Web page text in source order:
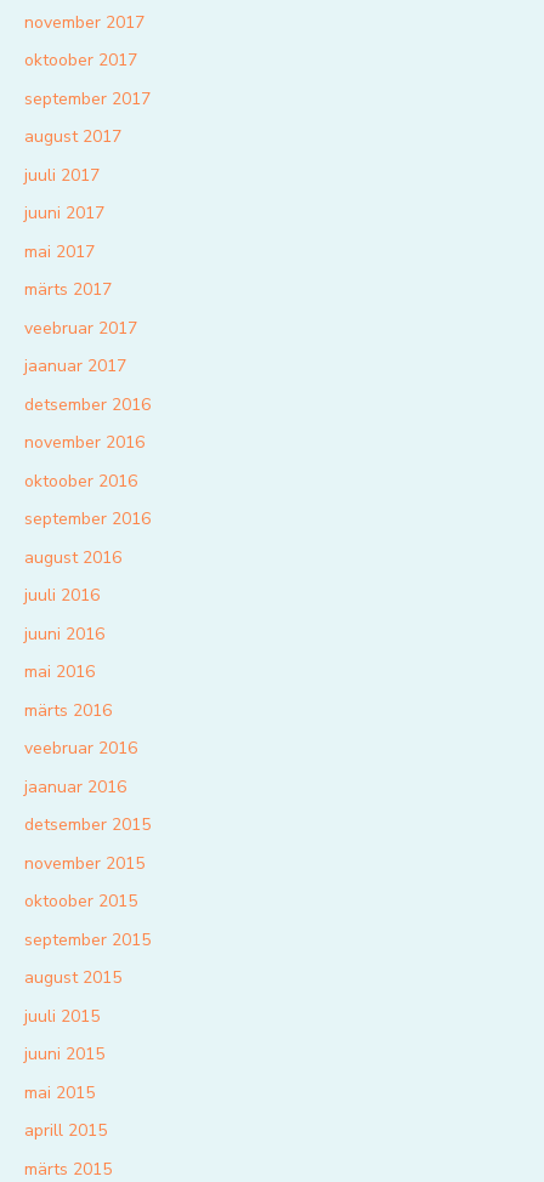
november 2017
oktoober 2017
september 2017
august 2017
juuli 2017
juuni 2017
mai 2017
märts 2017
veebruar 2017
jaanuar 2017
detsember 2016
november 2016
oktoober 2016
september 2016
august 2016
juuli 2016
juuni 2016
mai 2016
märts 2016
veebruar 2016
jaanuar 2016
detsember 2015
november 2015
oktoober 2015
september 2015
august 2015
juuli 2015
juuni 2015
mai 2015
aprill 2015
märts 2015